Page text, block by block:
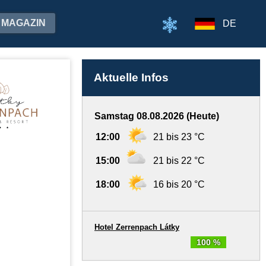
MAGAZIN DE
Aktuelle Infos
Samstag 08.08.2026 (Heute)
12:00 21 bis 23 °C
15:00 21 bis 22 °C
18:00 16 bis 20 °C
100 %
Hotel Zerrenpach Látky